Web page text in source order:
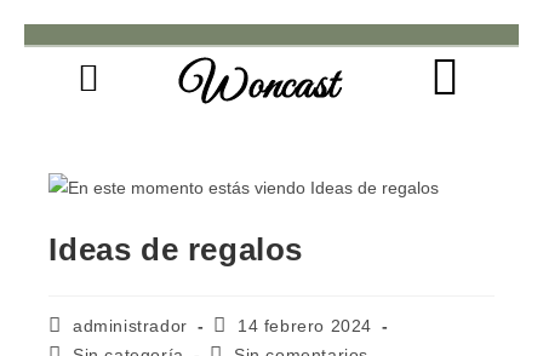
Woncast
Ideas de regalos
administrador
14 febrero 2024